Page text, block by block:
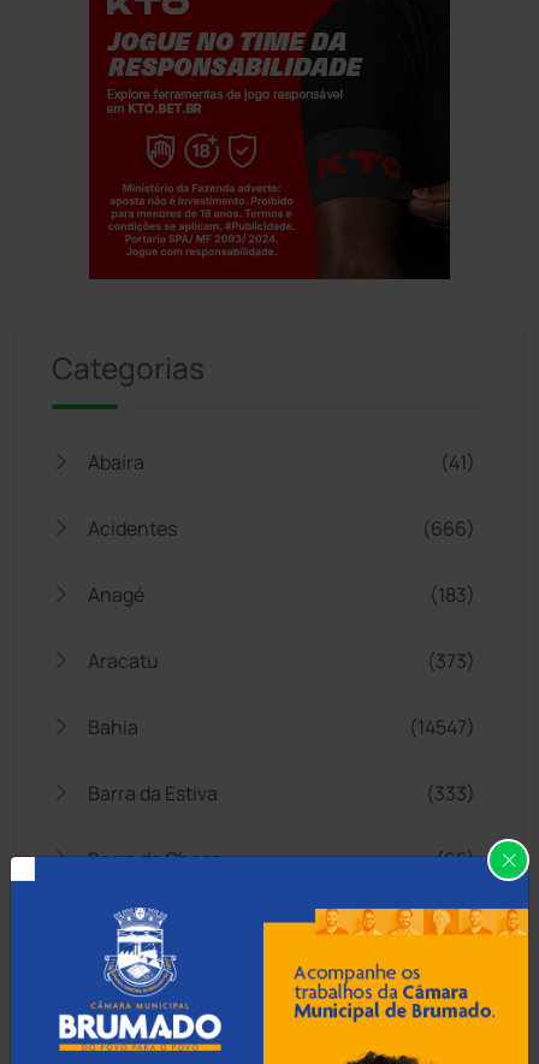
Categorias
Abaíra (41)
Acidentes (666)
Anagé (183)
Aracatu (373)
Bahia (14547)
Barra da Estiva (333)
Barra do Choça (65)
Belo Campo (57)
Bom Jesus da Lapa (510)
Boquira (152)